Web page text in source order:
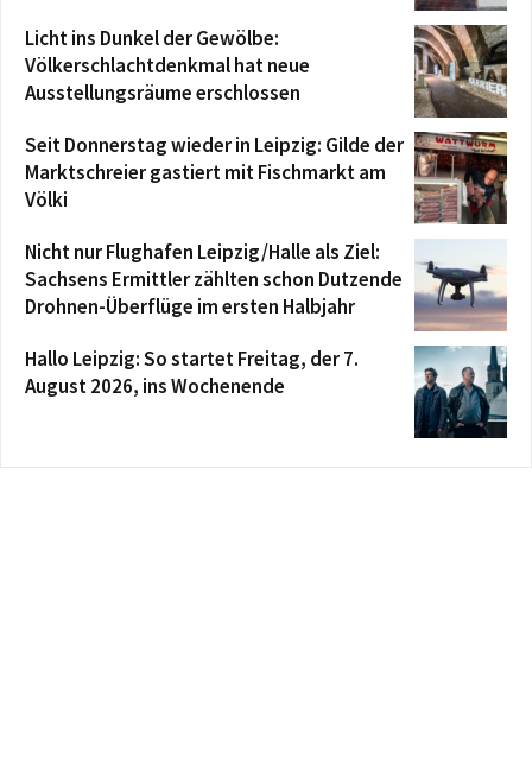
Licht ins Dunkel der Gewölbe:
Völkerschlachtdenkmal hat neue
Ausstellungsräume erschlossen
Seit Donnerstag wieder in Leipzig: Gilde der
Marktschreier gastiert mit Fischmarkt am
Völki
Nicht nur Flughafen Leipzig/Halle als Ziel:
Sachsens Ermittler zählten schon Dutzende
Drohnen-Überflüge im ersten Halbjahr
Hallo Leipzig: So startet Freitag, der 7.
August 2026, ins Wochenende